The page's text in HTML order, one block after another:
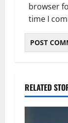
browser
time I
RELATED